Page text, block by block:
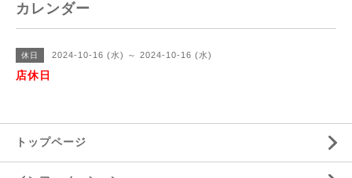
カレンダー
休日 2024-10-16 (水) ～ 2024-10-16 (水)
店休日
トップページ